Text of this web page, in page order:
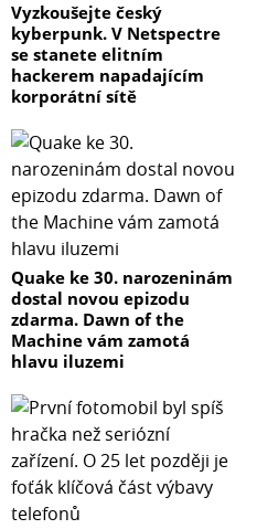
Vyzkoušejte český
kyberpunk. V Netspectre
se stanete elitním
hackerem napadajícím
korporátní sítě
Quake ke 30. narozeninám
dostal novou epizodu
zdarma. Dawn of the
Machine vám zamotá
hlavu iluzemi